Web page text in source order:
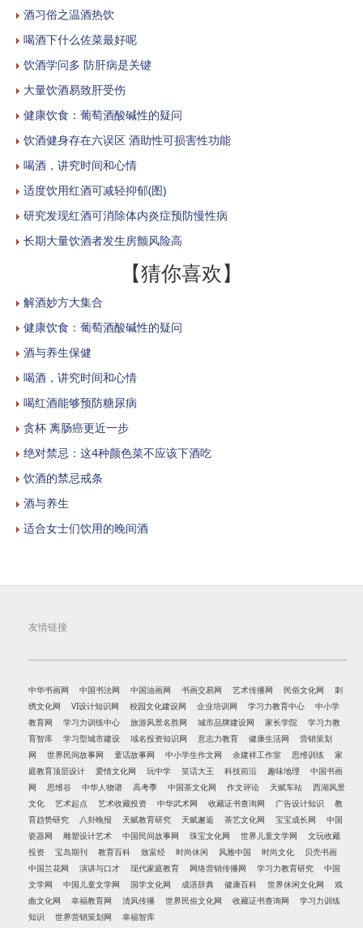
酒习俗之温酒热饮
喝酒下什么佐菜最好呢
饮酒学问多 防肝病是关键
大量饮酒易致肝受伤
健康饮食：葡萄酒酸碱性的疑问
饮酒健身存在六误区 酒助性可损害性功能
喝酒，讲究时间和心情
适度饮用红酒可减轻抑郁(图)
研究发现红酒可消除体内炎症预防慢性病
长期大量饮酒者发生房颤风险高
【猜你喜欢】
解酒妙方大集合
健康饮食：葡萄酒酸碱性的疑问
酒与养生保健
喝酒，讲究时间和心情
喝红酒能够预防糖尿病
贪杯 离肠癌更近一步
绝对禁忌：这4种颜色菜不应该下酒吃
饮酒的禁忌戒条
酒与养生
适合女士们饮用的晚间酒
友情链接
中华书画网 中国书法网 中国油画网 书画交易网 艺术传播网 民俗文化网
刺
绣文化网
VI设计知识网 校园文化建设网 企业培训网 学习力教育中心
中小学
教育网
学习力训练中心 旅游风景名胜网 城市品牌建设网 家长学院
学习力教
育智库
学习型城市建设 域名投资知识网 意志力教育 健康生活网
营销策划
网
世界民间故事网 童话故事网 中小学生作文网 余建祥工作室 思维训练
家
庭教育顶层设计
爱情文化网 玩中学 笑话大王 科技前沿 趣味地理
中国书画
网
思维谷 中华人物谱 高考季 中国茶文化网 作文评论 天赋车站
西湖风景
文化
艺术起点 艺术收藏投资 中华武术网 收藏证书查询网 广告设计知识
教
育趋势研究
八卦晚报 天赋教育研究 天赋邂逅 茶艺文化网 宝宝成长网
中国
瓷器网
雕塑设计艺术 中国民间故事网 珠宝文化网 世界儿童文学网
文玩收藏
投资
宝岛期刊 教育百科 致富经 时尚休闲 风雅中国 时尚文化
贝壳书画
中国兰花网
演讲与口才 现代家庭教育 网络营销传播网 学习力教育研究
中国
文学网
中国儿童文学网 国学文化网 成语辞典 健康百科 世界休闲文化网
戏
曲文化网
幸福教育网 清风传播 世界民俗文化网 收藏证书查询网
学习力训练
知识
世界营销策划网 幸福智库